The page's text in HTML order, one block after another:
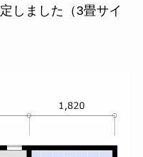
しました（3畳サイ